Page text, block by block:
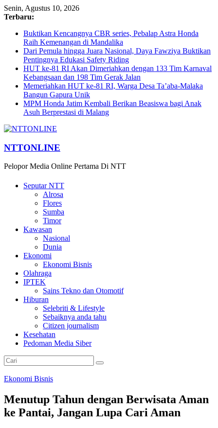
Senin, Agustus 10, 2026
Terbaru:
Buktikan Kencangnya CBR series, Pebalap Astra Honda
Raih Kemenangan di Mandalika
Dari Pemula hingga Juara Nasional, Daya Fawziya Buktikan
Pentingnya Edukasi Safety Riding
HUT ke-81 RI Akan Dimeriahkan dengan 133 Tim Karnaval
Kebangsaan dan 198 Tim Gerak Jalan
Memeriahkan HUT ke-81 RI, Warga Desa Ta’aba-Malaka
Bangun Gapura Unik
MPM Honda Jatim Kembali Berikan Beasiswa bagi Anak
Asuh Berprestasi di Malang
NTTONLINE
Pelopor Media Online Pertama Di NTT
Seputar NTT
Alrosa
Flores
Sumba
Timor
Kawasan
Nasional
Dunia
Ekonomi
Ekonomi Bisnis
Olahraga
IPTEK
Sains Tekno dan Otomotif
Hiburan
Selebriti & Lifestyle
Sebaiknya anda tahu
Citizen journalism
Kesehatan
Pedoman Media Siber
Ekonomi Bisnis
Menutup Tahun dengan Berwisata Aman
ke Pantai, Jangan Lupa Cari Aman